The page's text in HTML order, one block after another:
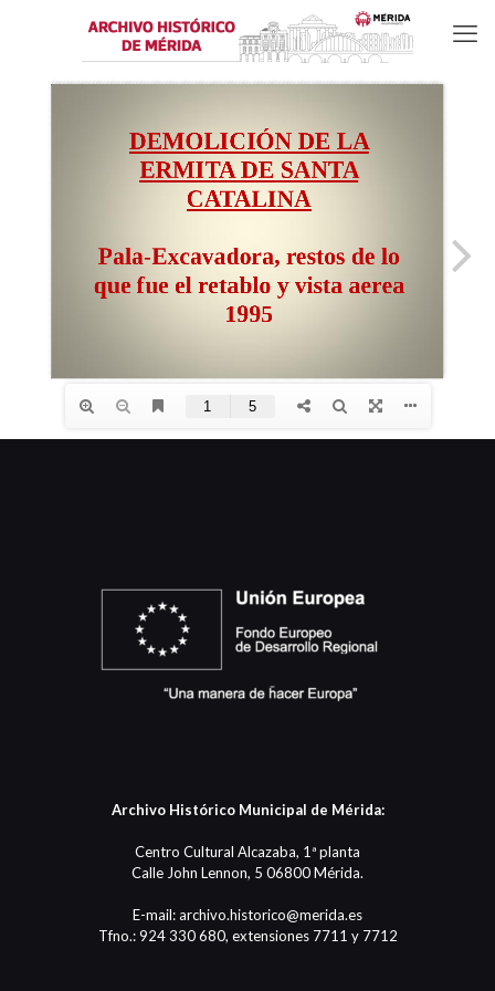
Archivo Histórico Municipal de Mérida:
Centro Cultural Alcazaba, 1ª planta
Calle John Lennon, 5 06800 Mérida.
E-mail: archivo.historico@merida.es
Tfno.: 924 330 680, extensiones 7711 y 7712